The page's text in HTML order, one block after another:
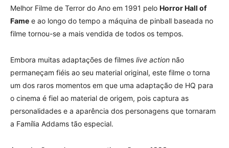
Melhor Filme de Terror do Ano em 1991 pelo Horror Hall of
Fame e ao longo do tempo a máquina de pinball baseada no
filme tornou-se a mais vendida de todos os tempos.
Embora muitas adaptações de filmes live action não
permaneçam fiéis ao seu material original, este filme o torna
um dos raros momentos em que uma adaptação de HQ para
o cinema é fiel ao material de origem, pois captura as
personalidades e a aparência dos personagens que tornaram
a Família Addams tão especial.